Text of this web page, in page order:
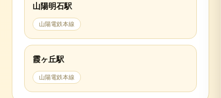
山陽明石駅
山陽電鉄本線
霞ヶ丘駅
山陽電鉄本線